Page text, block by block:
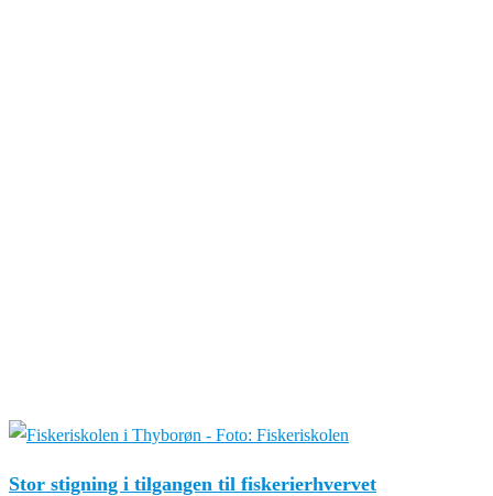
Stor stigning i tilgangen til fiskerierhvervet